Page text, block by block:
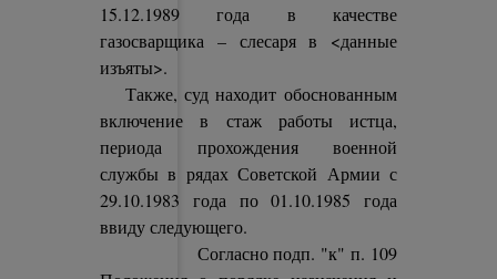
15.12.1989 года в качестве
газосварщика – слесаря в <данные
изъяты>.
Также, суд находит обоснованным
включение в стаж работы истца,
периода прохождения военной
службы в рядах Советской Армии с
29.10.1983 года по 01.10.1985 года
ввиду следующего.
Согласно подп. "к" п. 109